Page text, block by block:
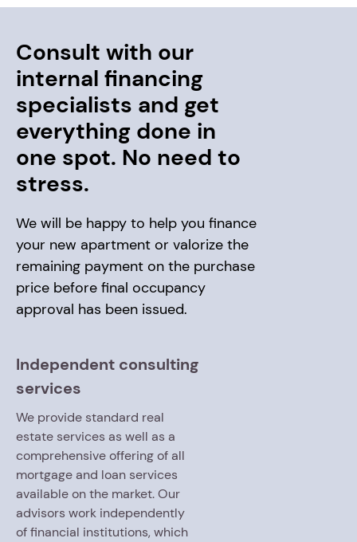
Consult with our
internal financing
specialists and get
everything done in
one spot. No need to
stress.
We will be happy to help you finance
your new apartment or valorize the
remaining payment on the purchase
price before final occupancy
approval has been issued.
Independent consulting
services
We provide standard real
estate services as well as a
comprehensive offering of all
mortgage and loan services
available on the market. Our
advisors work independently
of financial institutions, which